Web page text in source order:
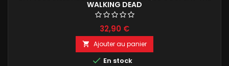
WALKING DEAD
32,90 €
 Ajouter au panier
 En stock